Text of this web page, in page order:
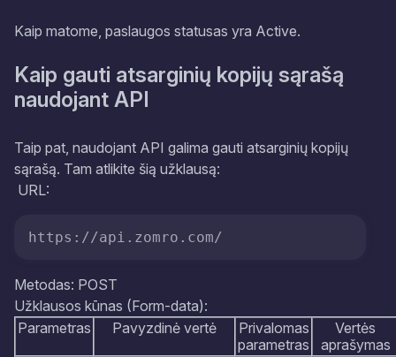
Kaip matome, paslaugos statusas yra Active.
Kaip gauti atsarginių kopijų sąrašą
naudojant API
Taip pat, naudojant API galima gauti atsarginių kopijų
sąrašą. Tam atlikite šią užklausą:
URL:
https://api.zomro.com/
Metodas: POST
Užklausos kūnas (Form-data):
Parametras
Pavyzdinė vertė
Privalomas
parametras
Vertės
aprašymas